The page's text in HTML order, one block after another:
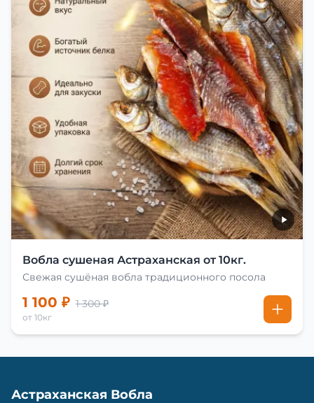
Вобла сушеная Астраханская от 10кг.
Свежая сушёная вобла традиционного посола
1 100 ₽ 1 300 ₽
от 10кг
Астраханская Вобла